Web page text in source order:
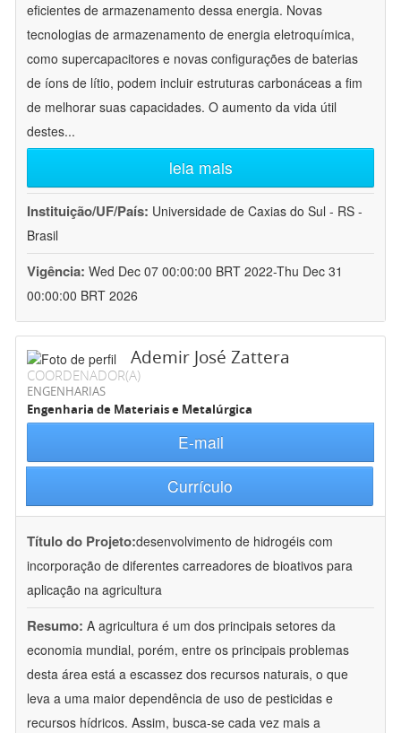
eficientes de armazenamento dessa energia. Novas
tecnologias de armazenamento de energia eletroquímica,
como supercapacitores e novas configurações de baterias
de íons de lítio, podem incluir estruturas carbonáceas a fim
de melhorar suas capacidades. O aumento da vida útil
destes...
leia mais
Instituição/UF/País: Universidade de Caxias do Sul - RS -
Brasil
Vigência: Wed Dec 07 00:00:00 BRT 2022-Thu Dec 31
00:00:00 BRT 2026
Ademir José Zattera
COORDENADOR(A)
ENGENHARIAS
Engenharia de Materiais e Metalúrgica
E-mail
Currículo
Título do Projeto:desenvolvimento de hidrogéis com
incorporação de diferentes carreadores de bioativos para
aplicação na agricultura
Resumo: A agricultura é um dos principais setores da
economia mundial, porém, entre os principais problemas
desta área está a escassez dos recursos naturais, o que
leva a uma maior dependência de uso de pesticidas e
recursos hídricos. Assim, busca-se cada vez mais a